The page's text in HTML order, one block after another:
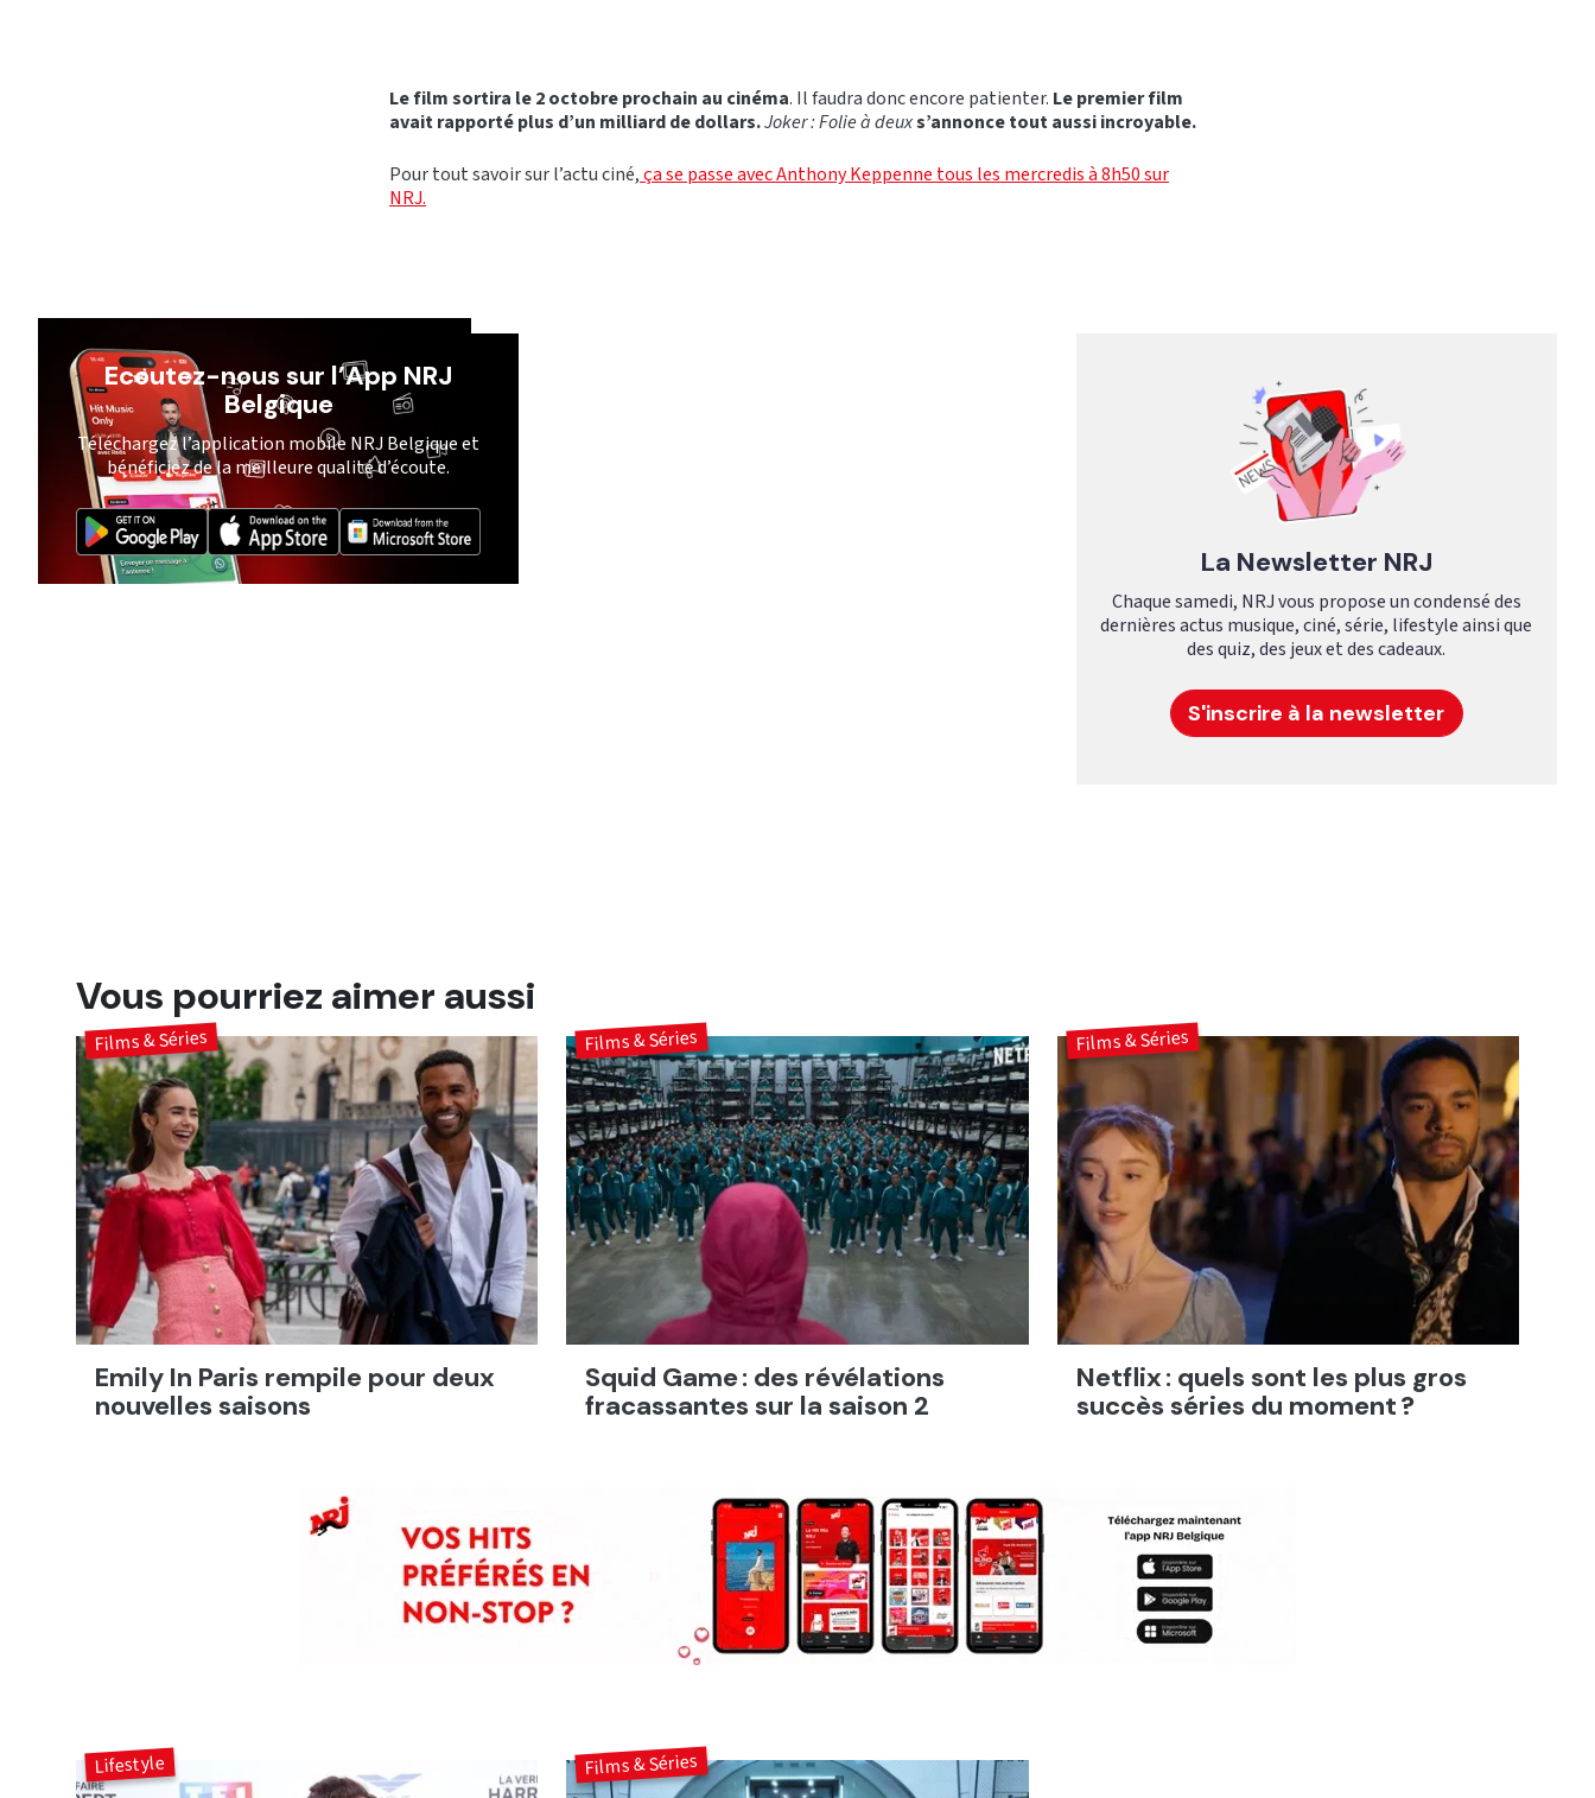
Le film sortira le 2 octobre prochain au cinéma. Il faudra donc encore patienter. Le premier film
avait rapporté plus d’un milliard de dollars.Joker : Folie à deuxs’annonce tout aussi incroyable.
Pour tout savoir sur l’actu ciné,ça se passe avec Anthony Keppenne tous les mercredis à 8h50 sur
NRJ.
Ecoutez-nous sur l’App NRJ
Belgique
Téléchargez l’application mobile NRJ Belgique et
bénéficiez de la meilleure qualité d’écoute.
La Newsletter NRJ
Chaque samedi, NRJ vous propose un condensé des
dernières actus musique, ciné, série, lifestyle ainsi que
des quiz, des jeux et des cadeaux.
S'inscrire à la newsletter
Vous pourriez aimer aussi
Emily In Paris rempile pour deux
nouvelles saisons
Films & Séries
Squid Game : des révélations
fracassantes sur la saison 2
Films & Séries
Netflix : quels sont les plus gros
succès séries du moment ?
Films & Séries
Lifestyle Films & Séries